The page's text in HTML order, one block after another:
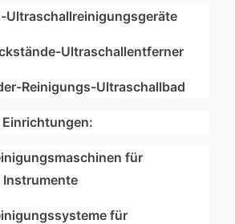
Ultraschallreinigungsgeräte
Ultraschallentferner
Reinigungs-Ultraschallbad
für
für